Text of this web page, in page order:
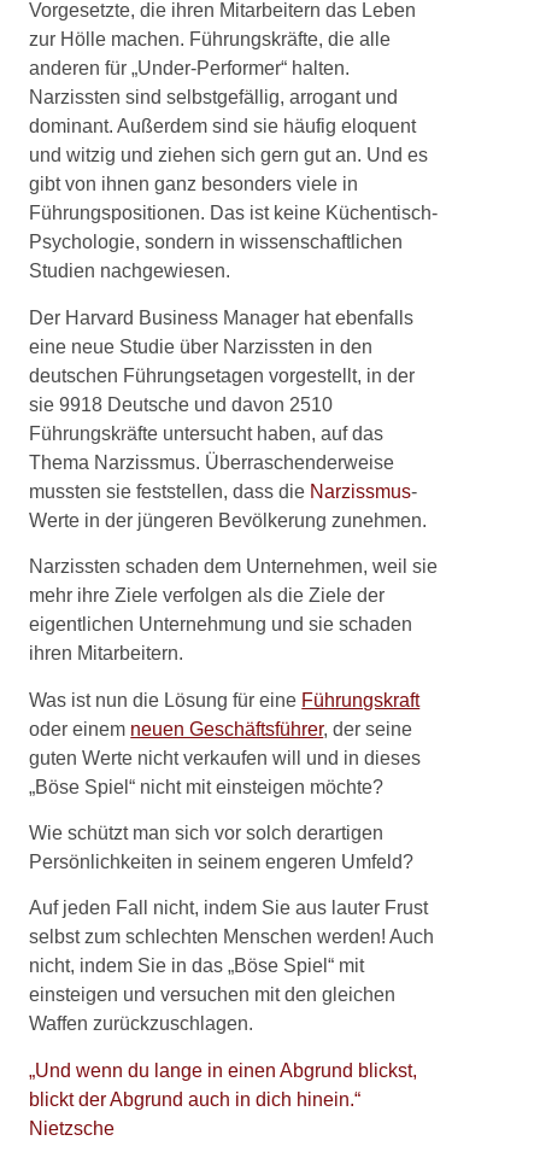
Vorgesetzte, die ihren Mitarbeitern das Leben
zur Hölle machen. Führungskräfte, die alle
anderen für „Under-Performer“ halten.
Narzissten sind selbstgefällig, arrogant und
dominant. Außerdem sind sie häufig eloquent
und witzig und ziehen sich gern gut an. Und es
gibt von ihnen ganz besonders viele in
Führungspositionen. Das ist keine Küchentisch-
Psychologie, sondern in wissenschaftlichen
Studien nachgewiesen.
Der Harvard Business Manager hat ebenfalls
eine neue Studie über Narzissten in den
deutschen Führungsetagen vorgestellt, in der
sie 9918 Deutsche und davon 2510
Führungskräfte untersucht haben, auf das
Thema Narzissmus. Überraschenderweise
mussten sie feststellen, dass die Narzissmus-
Werte in der jüngeren Bevölkerung zunehmen.
Narzissten schaden dem Unternehmen, weil sie
mehr ihre Ziele verfolgen als die Ziele der
eigentlichen Unternehmung und sie schaden
ihren Mitarbeitern.
Was ist nun die Lösung für eine Führungskraft
oder einem neuen Geschäftsführer, der seine
guten Werte nicht verkaufen will und in dieses
„Böse Spiel“ nicht mit einsteigen möchte?
Wie schützt man sich vor solch derartigen
Persönlichkeiten in seinem engeren Umfeld?
Auf jeden Fall nicht, indem Sie aus lauter Frust
selbst zum schlechten Menschen werden! Auch
nicht, indem Sie in das „Böse Spiel“ mit
einsteigen und versuchen mit den gleichen
Waffen zurückzuschlagen.
„Und wenn du lange in einen Abgrund blickst,
blickt der Abgrund auch in dich hinein.“
Nietzsche